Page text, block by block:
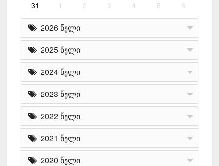
31 1 2 3 4 5 6
2026 წელი
2025 წელი
2024 წელი
2023 წელი
2022 წელი
2021 წელი
2020 წელი